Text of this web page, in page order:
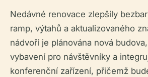
Nedávné renovace zlepšily
ramp, výtahů a aktualizovaného
nádvoří je plánována nová
vybavení pro návštěvníky a
konferenční zařízení, přičemž